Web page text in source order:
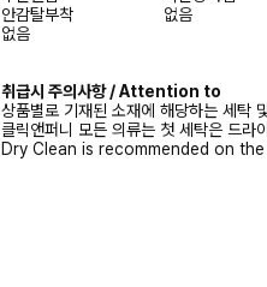
안감탈부착
없음
없음
취급시 주의사항 / Attention to
상품별로 기재된 소재에 해당하는 세탁
클릭앤퍼니 모든 의류는 첫 세탁은 드라
Dry Clean is recommended on